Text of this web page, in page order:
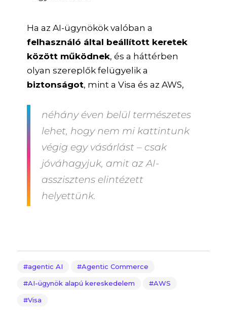
Ha az AI-ügynökök valóban a
felhasználó által beállított keretek
között működnek, és a háttérben
olyan szereplők felügyelik a
biztonságot, mint a Visa és az AWS,
néhány éven belül természetes
lehet, hogy nem mi kattintunk
végig egy vásárlást – csak
jóváhagyjuk, amit az AI-
asszisztens elintézett
helyettünk.
agentic AI Agentic Commerce
AI-ügynök alapú kereskedelem AWS
Visa